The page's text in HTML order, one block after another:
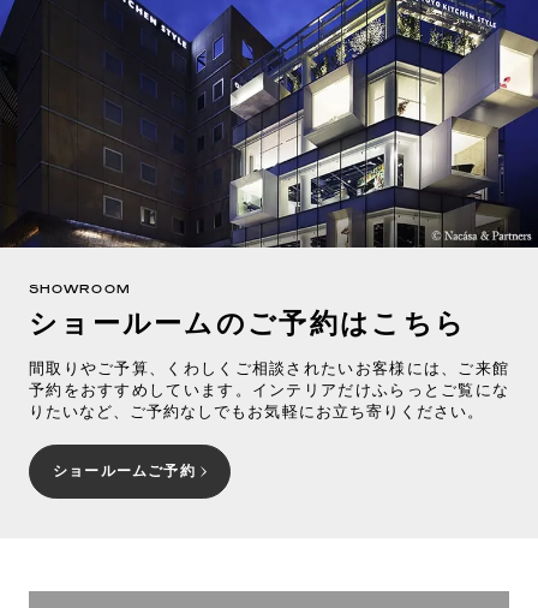
SHOWROOM
ショールームのご予約はこちら
間取りやご予算、くわしくご相談されたいお客様には、ご来館
予約をおすすめしています。インテリアだけふらっとご覧にな
りたいなど、ご予約なしでもお気軽にお立ち寄りください。
ショールームご予約